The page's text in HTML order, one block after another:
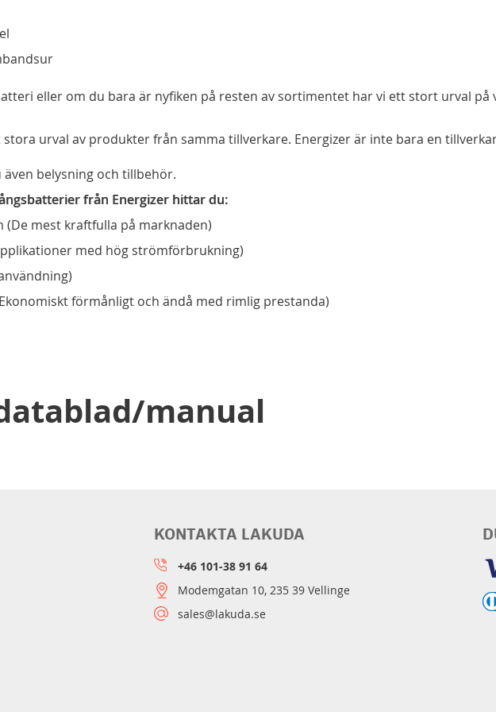
eller om du bara är nyfiken på resten av sortimentet har vi ett stort urval på
stora urval av produkter från samma tillverkare. Energizer är inte bara en
belysning och tillbehör.
från Energizer hittar du:
(De mest kraftfulla på marknaden)
med hög strömförbrukning)
förmånligt och ändå med rimlig prestanda)
manual
KONTAKTA LAKUDA
+46 101-38 91 64
Modemgatan 10, 235 39 Vellinge
sales@lakuda.se